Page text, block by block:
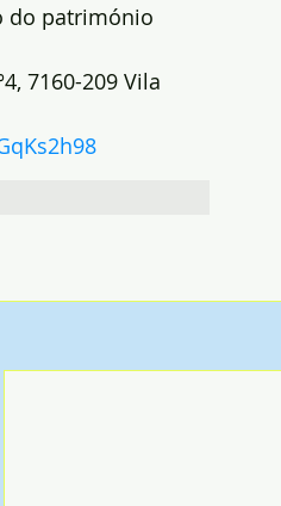
do património
7160-209 Vila